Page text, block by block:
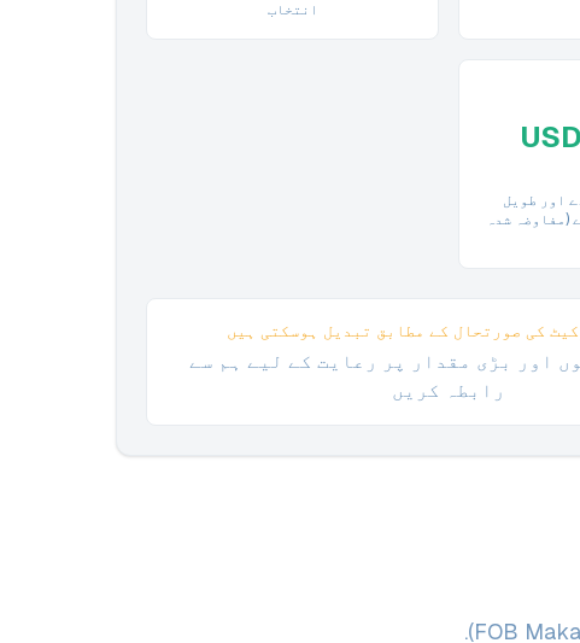
انتخاب
اور طویل
(مفاوضہ شدہ
کی صورتحال کے مطابق تبدیل ہوسکتی ہیں
اور بڑی مقدار پر رعایت کے لیے ہم سے
رابطہ کریں